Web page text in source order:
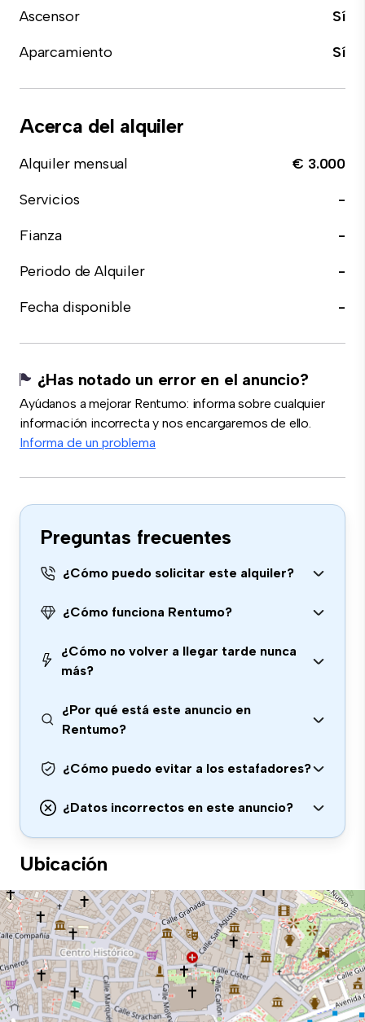
Ascensor
Sí
Aparcamiento
Sí
Acerca del alquiler
Alquiler mensual
€ 3.000
Servicios
-
Fianza
-
Periodo de Alquiler
-
Fecha disponible
-
¿Has notado un error en el anuncio?
Ayúdanos a mejorar Rentumo: informa sobre cualquier
información incorrecta y nos encargaremos de ello.
Informa de un problema
Preguntas frecuentes
¿Cómo puedo solicitar este alquiler?
¿Cómo funciona Rentumo?
¿Cómo no volver a llegar tarde nunca
más?
¿Por qué está este anuncio en
Rentumo?
¿Cómo puedo evitar a los estafadores?
¿Datos incorrectos en este anuncio?
Ubicación